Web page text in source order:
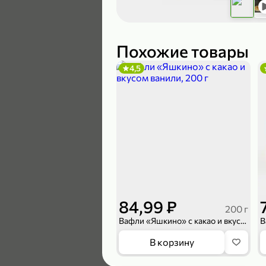
Похожие товары
84,99 ₽ 200 г
Вафли «Яшкино» с какао и вкусом ванили, 200 г
4,5
В корзину
В корзину
149,99 ₽
169,99 ₽